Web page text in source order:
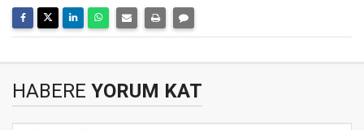
HABERE YORUM KAT